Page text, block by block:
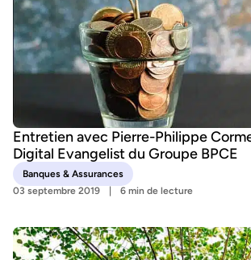
Entretien avec Pierre-Philippe
Digital Evangelist du Groupe BPCE
Banques & Assurances
03 septembre 2019
6 min de lecture